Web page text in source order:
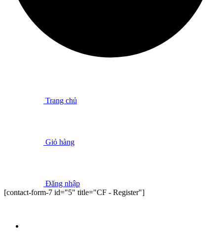
Trang chủ
Giỏ hàng
Đăng nhập
[contact-form-7 id="5" title="CF - Register"]